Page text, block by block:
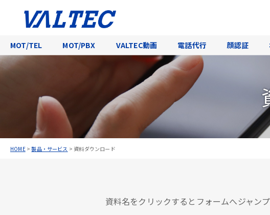
MOT/TEL MOT/PBX VALTEC動画 電話代行 顔認証
HOME>製品・サービス > 資料ダウンロード
資料名をクリックするとフォームへジャン